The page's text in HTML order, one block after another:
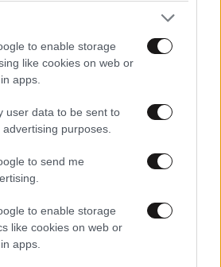
to enable storage
like cookies on web or
apps.
user data to be sent to
purposes.
to send me
to enable storage
like cookies on web or
apps.
Google News